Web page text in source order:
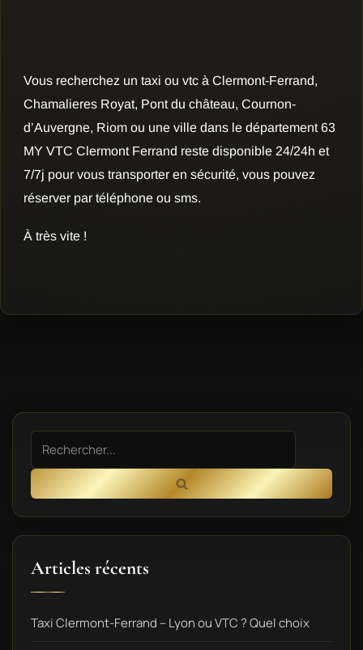
Vous recherchez un taxi ou vtc à Clermont-Ferrand,
Chamalieres Royat, Pont du château, Cournon-
d’Auvergne, Riom ou une ville dans le département 63
MY VTC Clermont Ferrand reste disponible 24/24h et
7/7j pour vous transporter en sécurité, vous pouvez
réserver par téléphone ou sms.
À très vite !
Articles récents
Taxi Clermont-Ferrand – Lyon ou VTC ? Quel choix